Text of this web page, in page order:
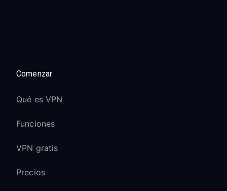
Comenzar
Qué es VPN
Funciones
VPN gratis
Precios